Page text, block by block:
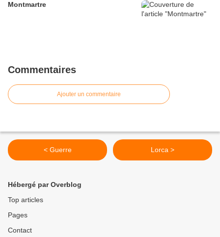
Montmartre
Commentaires
Ajouter un commentaire
< Guerre Lorca >
Hébergé par Overblog
Top articles
Pages
Contact